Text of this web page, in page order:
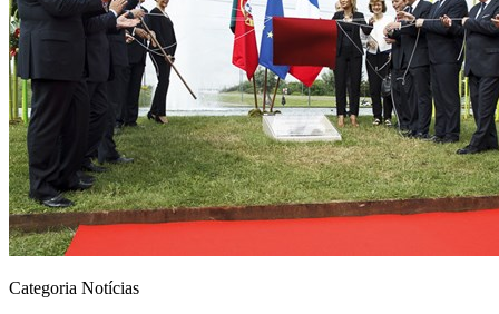
Categoria Notícias